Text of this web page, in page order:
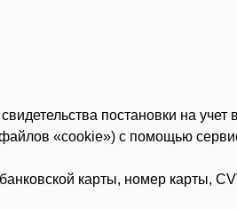
постановки на учет
«cookie») с помощью
карты, номер карты,